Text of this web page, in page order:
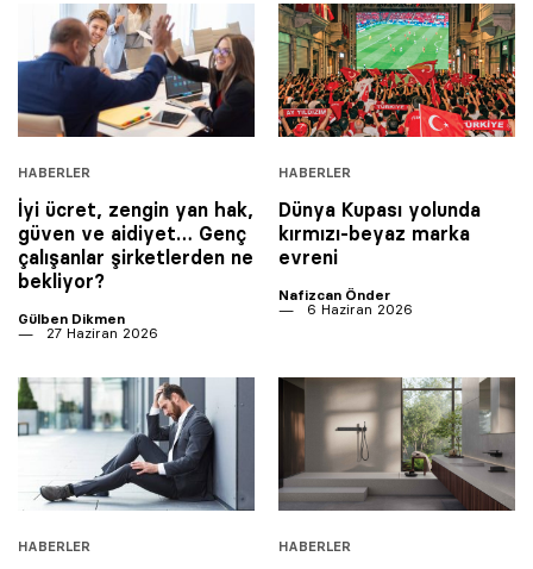
HABERLER
İyi ücret, zengin yan hak,
güven ve aidiyet… Genç
çalışanlar şirketlerden ne
bekliyor?
Gülben Dikmen
27 Haziran 2026
HABERLER
Dünya Kupası yolunda
kırmızı-beyaz marka
evreni
Nafizcan Önder
6 Haziran 2026
HABERLER HABERLER